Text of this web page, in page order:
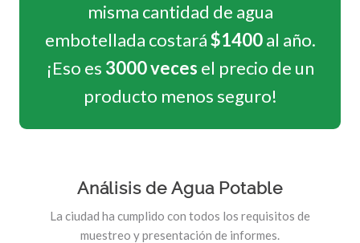
misma cantidad de agua
embotellada costará$1400al año.
¡Eso es 3000 veces el precio de un
producto menos seguro!
Análisis de Agua Potable
La ciudad ha cumplido con todos los requisitos de
muestreo y presentación de informes.